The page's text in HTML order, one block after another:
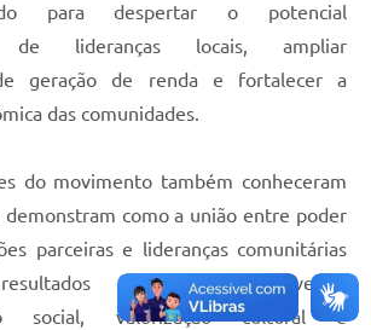
para despertar o potencial
de lideranças locais, ampliar
geração de renda e fortalecer a
das comunidades.
do movimento também conheceram
demonstram como a união entre poder
parceiras e lideranças comunitárias
concretos, promovendo
social, valorização cultural e